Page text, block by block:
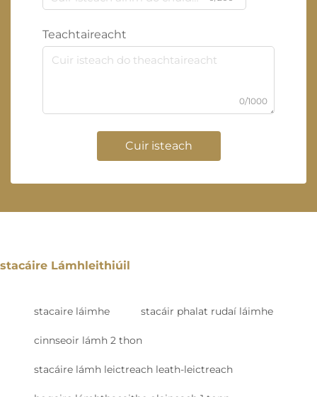
Teachtaireacht
0/1000
Cuir isteach
stacáire Lámhleithiúil
stacaire láimhe stacáir phalat rudaí láimhe
cinnseoir lámh 2 thon
stacáire lámh leictreach leath-leictreach